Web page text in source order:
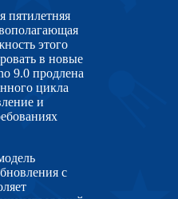
пятилетняя
этого
в новые
9.0 продлена
цикла
и
с